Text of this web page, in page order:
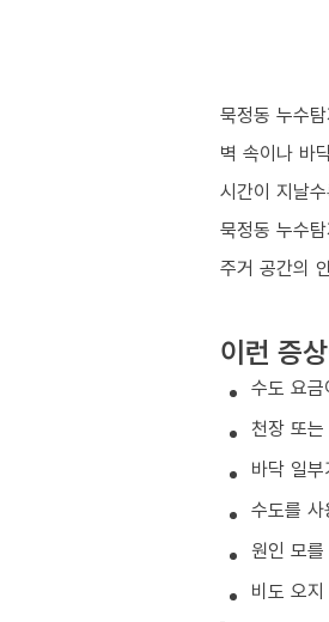
묵정동 누수
벽 속이나 바
시간이 지날
묵정동 누수
주거 공간의
이런 증
수도 요
천장 또
바닥 일
수도를
원인 모
비도 오